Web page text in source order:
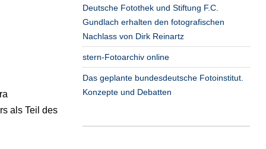
als Teil des
Deutsche Fotothek und Stiftung F.C.
Gundlach erhalten den fotografischen
Nachlass von Dirk Reinartz
stern-Fotoarchiv online
Das geplante bundesdeutsche Fotoinstitut.
Konzepte und Debatten